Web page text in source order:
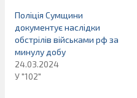
Поліція Сумщини
документує наслідки
обстрілів військами рф за
минулу добу
24.03.2024
У "102"